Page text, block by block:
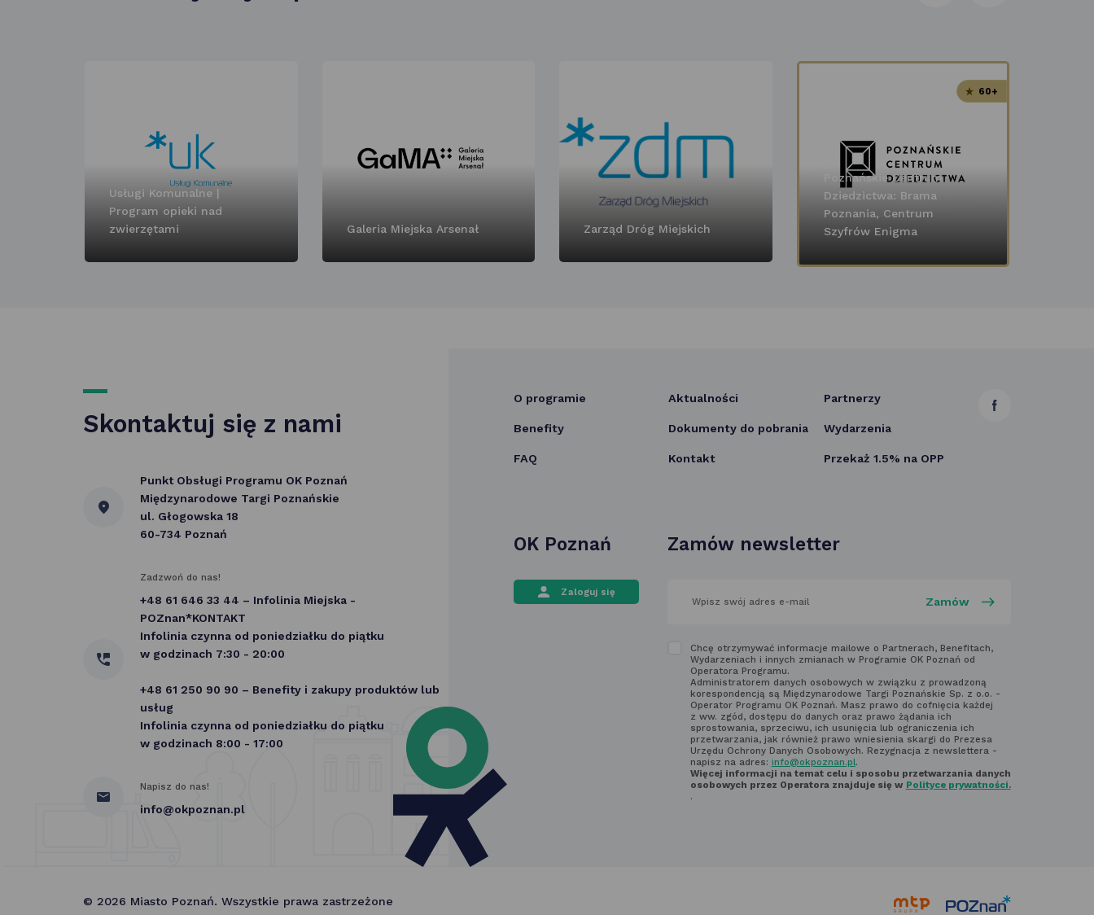
Usługi Komunalne |
Program opieki nad
zwierzętami
Galeria Miejska Arsenał Zarząd Dróg Miejskich
60+
Poznańskie Centrum
Dziedzictwa: Brama
Poznania, Centrum
Szyfrów Enigma
Skontaktuj się z nami
Punkt Obsługi Programu OK Poznań
Międzynarodowe Targi Poznańskie
ul. Głogowska 18
60-734 Poznań
Zadzwoń do nas!
+48 61 646 33 44 – Infolinia Miejska -
POZnan*KONTAKT
Infolinia czynna od poniedziałku do piątku
w godzinach 7:30 - 20:00
+48 61 250 90 90 – Benefity i zakupy produktów lub
usług
Infolinia czynna od poniedziałku do piątku
w godzinach 8:00 - 17:00
Napisz do nas!
info@okpoznan.pl
O programie Aktualności Partnerzy
Benefity Dokumenty do pobrania Wydarzenia
FAQ Kontakt Przekaż 1.5% na OPP
link
OK Poznań
Zaloguj się
Zamów newsletter
poniżej
Zapoznaj
z regulaminem
newsletter'a
Chcę otrzymywać informacje mailowe o Partnerach, Benefitach,
Wydarzeniach i innych zmianach w Programie OK Poznań od
Operatora Programu.
Administratorem danych osobowych w związku z prowadzoną
korespondencją są Międzynarodowe Targi Poznańskie Sp. z o.o. -
Operator Programu OK Poznań. Masz prawo do cofnięcia każdej
z ww. zgód, dostępu do danych oraz prawo żądania ich
sprostowania, sprzeciwu, ich usunięcia lub ograniczenia ich
przetwarzania, jak również prawo wniesienia skargi do Prezesa
Urzędu Ochrony Danych Osobowych. Rezygnacja z newslettera -
napisz na adres: info@okpoznan.pl.
Więcej informacji na temat celu i sposobu przetwarzania danych
osobowych przez Operatora znajduje się w Polityce prywatności.
.
© 2026 Miasto Poznań. Wszystkie prawa zastrzeżone
link
link